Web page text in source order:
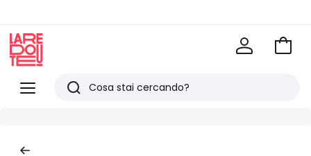
Menu
Redoute
Ricerca
Vai